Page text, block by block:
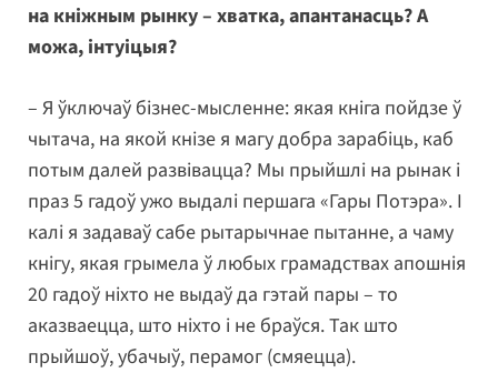
на кніжным рынку – хватка, апантанасць? А
можа, інтуіцыя?
– Я ўключаў бізнес-мысленне: якая кніга пойдзе ў
чытача, на якой кнізе я магу добра зарабіць, каб
потым далей развівацца? Мы прыйшлі на рынак і
праз 5 гадоў ужо выдалі першага «Гары Потэра». І
калі я задаваў сабе рытарычнае пытанне, а чаму
кнігу, якая грымела ў любых грамадствах апошнія
20 гадоў ніхто не выдаў да гэтай пары – то
аказваецца, што ніхто і не браўся. Так што
прыйшоў, убачыў, перамог (смяецца).